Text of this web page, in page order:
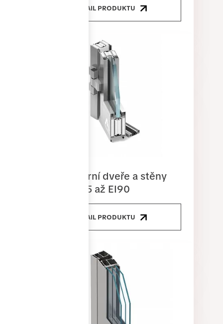
DETAIL PRODUKTU
Protipožární dveře a stěny
MB-78EI15 až EI90
DETAIL PRODUKTU